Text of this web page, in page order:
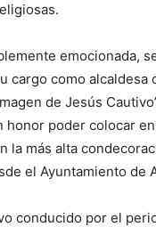
emocionada,
cargo como alcaldesa
de Jesús
honor poder colocar
la más alta
el Ayuntamiento de
conducido por el